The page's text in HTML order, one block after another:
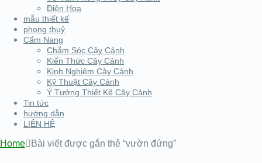
Điện Hoa
mẫu thiết kế
phong thuỷ
Cẩm Nang
Chắm Sóc Cây Cảnh
Kiến Thức Cây Cảnh
Kinh Nghiệm Cây Cảnh
Kỹ Thuật Cây Cảnh
Ý Tưởng Thiết Kế Cây Cảnh
Tin tức
hướng dẫn
LIÊN HỆ
Home Bài viết được gắn thẻ “vườn đứng”